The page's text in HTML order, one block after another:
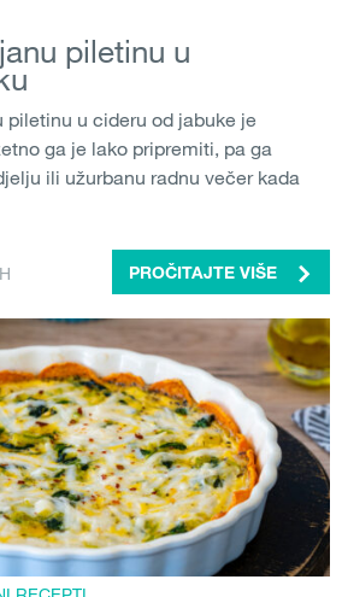
piletinu u
piletinu u cideru od jabuke je
ga je lako pripremiti, pa ga
ili užurbanu radnu večer kada
PROČITAJTE VIŠE